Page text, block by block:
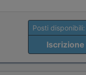
Posti
Iscrizione